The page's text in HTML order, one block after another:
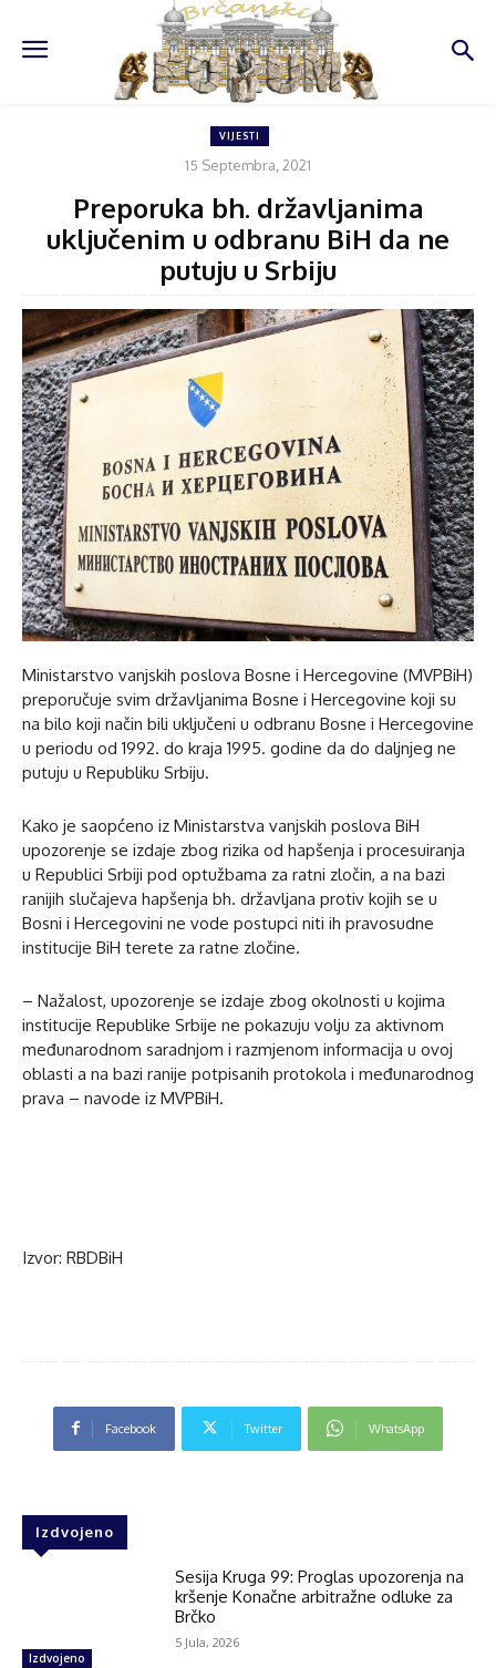
VIJESTI
15 Septembra, 2021
Preporuka bh. državljanima
uključenim u odbranu BiH da ne
putuju u Srbiju
Ministarstvo vanjskih poslova Bosne i Hercegovine (MVPBiH)
preporučuje svim državljanima Bosne i Hercegovine koji su
na bilo koji način bili uključeni u odbranu Bosne i Hercegovine
u periodu od 1992. do kraja 1995. godine da do daljnjeg ne
putuju u Republiku Srbiju.
Kako je saopćeno iz Ministarstva vanjskih poslova BiH
upozorenje se izdaje zbog rizika od hapšenja i procesuiranja
u Republici Srbiji pod optužbama za ratni zločin, a na bazi
ranijih slučajeva hapšenja bh. državljana protiv kojih se u
Bosni i Hercegovini ne vode postupci niti ih pravosudne
institucije BiH terete za ratne zločine.
– Nažalost, upozorenje se izdaje zbog okolnosti u kojima
institucije Republike Srbije ne pokazuju volju za aktivnom
međunarodnom saradnjom i razmjenom informacija u ovoj
oblasti a na bazi ranije potpisanih protokola i međunarodnog
prava – navode iz MVPBiH.
Izvor: RBDBiH
Facebook Twitter WhatsApp
Izdvojeno
Izdvojeno
Sesija Kruga 99: Proglas upozorenja na
kršenje Konačne arbitražne odluke za
Brčko
5 Jula, 2026